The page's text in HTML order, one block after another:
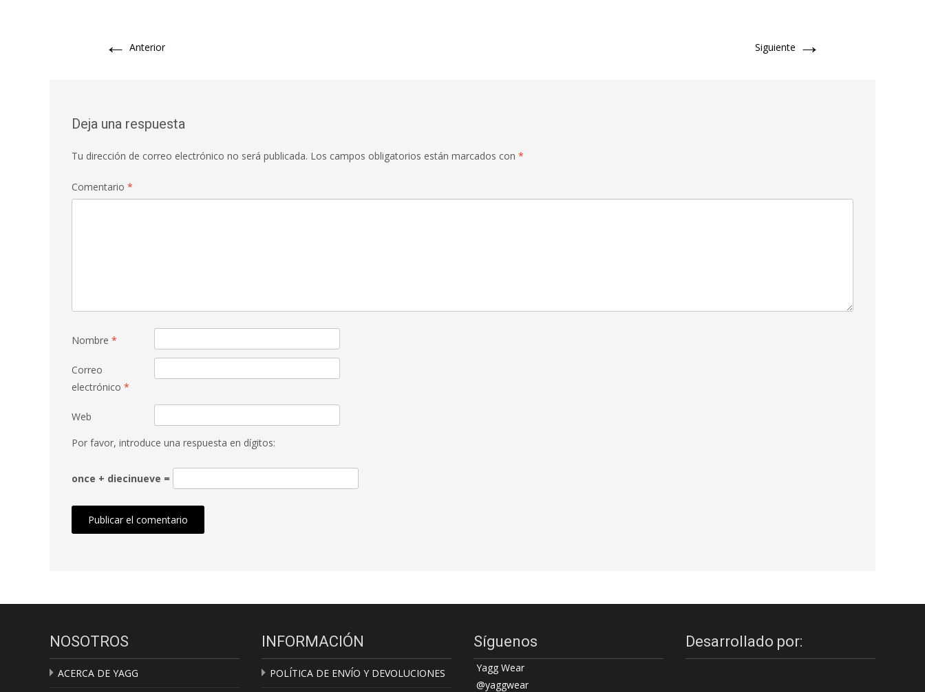
← Anterior Siguiente →
Deja una respuesta
Tu dirección de correo electrónico no será publicada. Los campos obligatorios están marcados con *
Comentario *
Nombre *
Correo
electrónico *
Web
Por favor, introduce una respuesta en dígitos:
once + diecinueve =
NOSOTROS
ACERCA DE YAGG
INFORMACIÓN
POLÍTICA DE ENVÍO Y DEVOLUCIONES
Síguenos
Yagg Wear
@yaggwear
Desarrollado por: